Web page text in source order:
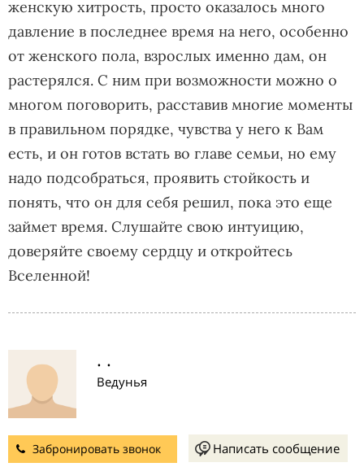
женскую хитрость, просто оказалось много
давление в последнее время на него, особенно
от женского пола, взрослых именно дам, он
растерялся. С ним при возможности можно о
многом поговорить, расставив многие моменты
в правильном порядке, чувства у него к Вам
есть, и он готов встать во главе семьи, но ему
надо подсобраться, проявить стойкость и
понять, что он для себя решил, пока это еще
займет время. Слушайте свою интуицию,
доверяйте своему сердцу и откройтесь
Вселенной!
. .
Ведунья
Забронировать звонок Написать сообщение